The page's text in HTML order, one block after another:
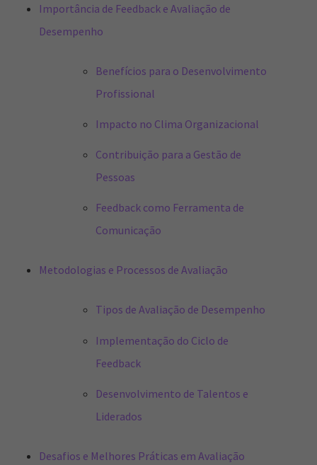
Importância de Feedback e Avaliação de
Desempenho
Benefícios para o Desenvolvimento
Profissional
Impacto no Clima Organizacional
Contribuição para a Gestão de
Pessoas
Feedback como Ferramenta de
Comunicação
Metodologias e Processos de Avaliação
Tipos de Avaliação de Desempenho
Implementação do Ciclo de
Feedback
Desenvolvimento de Talentos e
Liderados
Desafios e Melhores Práticas em Avaliação